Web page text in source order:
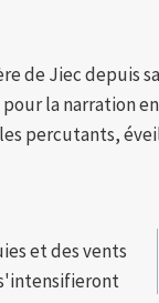
de Jiec depuis
la narration
percutants,
et des vents